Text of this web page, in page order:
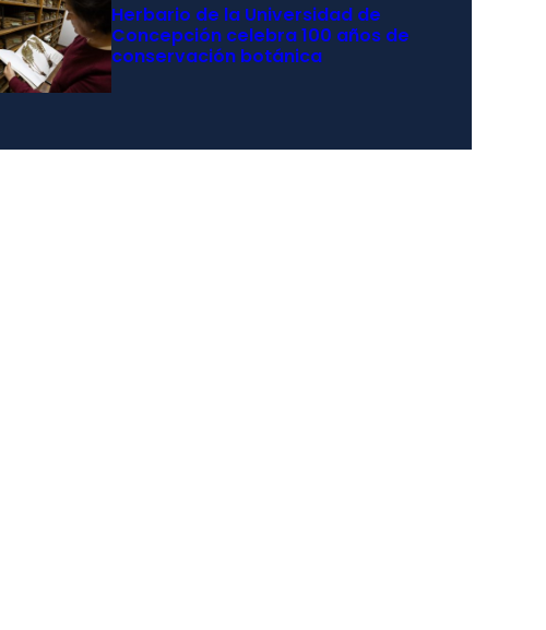
Herbario de la Universidad de
Concepción celebra 100 años de
conservación botánica